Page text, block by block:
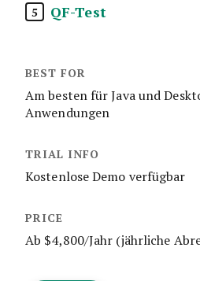
5 QF-Test
Am besten für Java und
Anwendungen
Kostenlose Demo verfügbar
Ab $4,800/Jahr (jährliche